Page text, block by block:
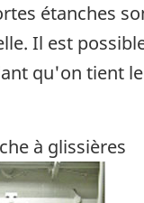
étanches
Il est
qu'on tient
à glissières